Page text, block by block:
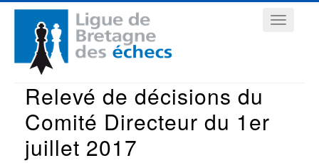
Aller
contenu
principal
Navigation
principale
Relevé de décisions du
Comité Directeur du 1er
juillet 2017